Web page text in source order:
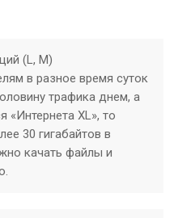
(L, M)
в разное время суток
трафика днем, а
«Интернета XL», то
30 гигабайтов в
качать файлы и